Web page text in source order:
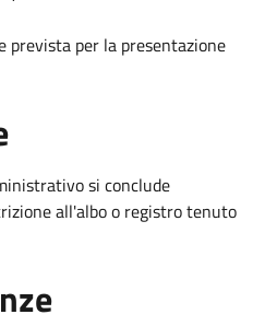
per la presentazione
si conclude
all'albo o registro tenuto